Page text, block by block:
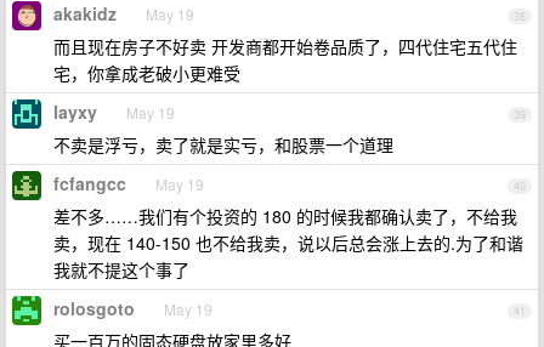
38
akakidz May 19
而且现在房子不好卖 开发商都开始卷品质了，四代住宅五代住
宅，你拿成老破小更难受
39
layxy May 19
不卖是浮亏，卖了就是实亏，和股票一个道理
40
fcfangcc May 19
差不多……我们有个投资的 180 的时候我都确认卖了，不给我
卖，现在 140-150 也不给我卖，说以后总会涨上去的.为了和谐
我就不提这个事了
41
rolosgoto May 19
买一百万的固态硬盘放家里多好